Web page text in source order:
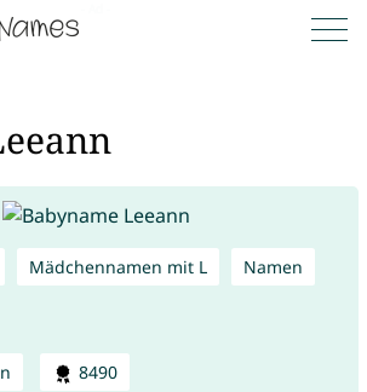
Mädchennamen mit L Namen
8490